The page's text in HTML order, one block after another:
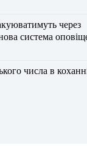
через
система
числа в